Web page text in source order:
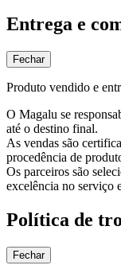
Entrega e
Fechar
Produto vendido e
O Magalu se
até o destino final.
As vendas são
procedência de
Os parceiros são
excelência no serviço
Política de
Fechar